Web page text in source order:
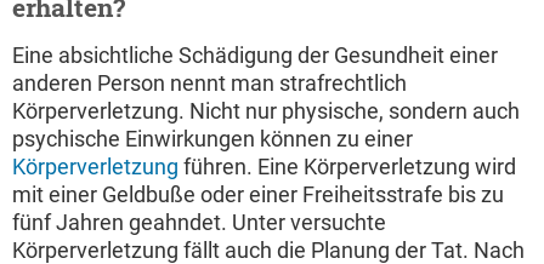
erhalten?
Eine absichtliche Schädigung der Gesundheit einer
anderen Person nennt man strafrechtlich
Körperverletzung. Nicht nur physische, sondern auch
psychische Einwirkungen können zu einer
Körperverletzung führen. Eine Körperverletzung wird
mit einer Geldbuße oder einer Freiheitsstrafe bis zu
fünf Jahren geahndet. Unter versuchte
Körperverletzung fällt auch die Planung der Tat. Nach